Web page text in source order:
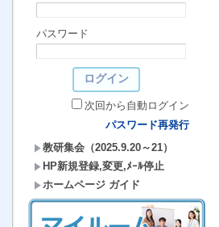
パスワード
次回から自動ログイン
パスワード再発行
教研集会（2025.9.20～21）
HP新規登録,変更,ﾒｰﾙ停止
ホームページ ガイド